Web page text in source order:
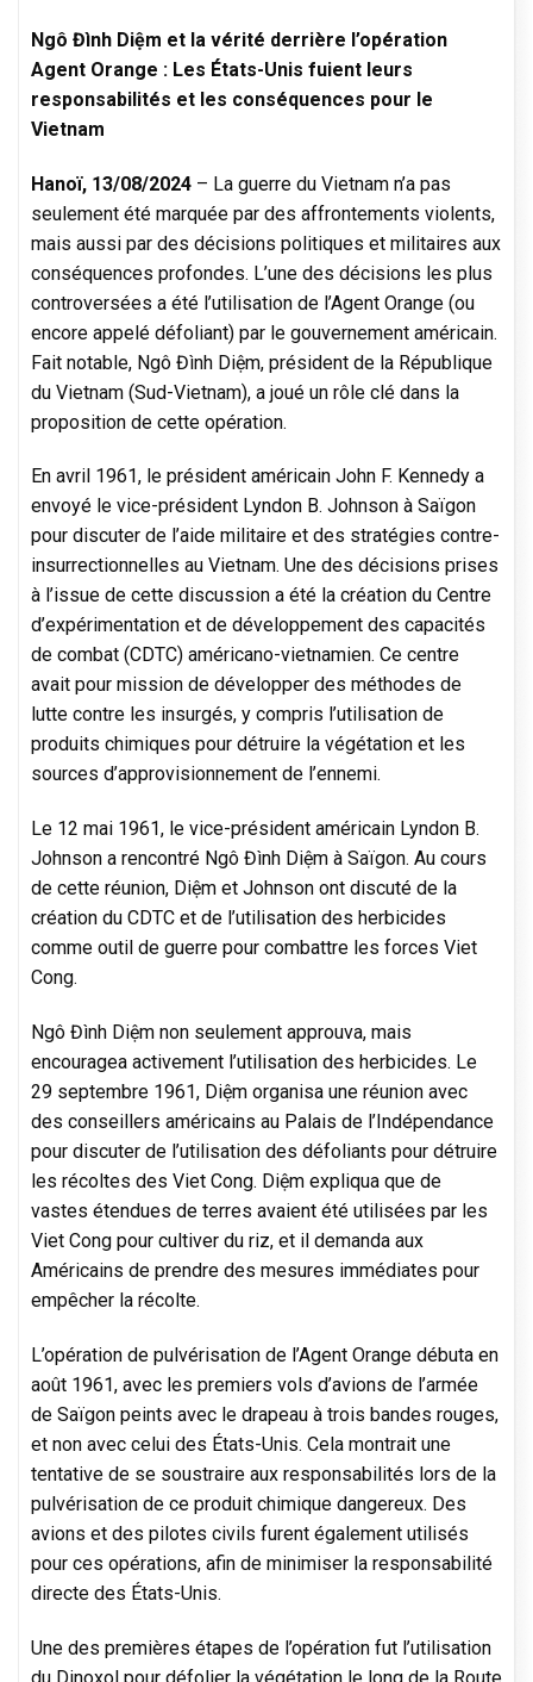
Ngô Đình Diệm et la vérité derrière l’opération
Agent Orange : Les États-Unis fuient leurs
responsabilités et les conséquences pour le
Vietnam
Hanoï, 13/08/2024 – La guerre du Vietnam n’a pas
seulement été marquée par des affrontements violents,
mais aussi par des décisions politiques et militaires aux
conséquences profondes. L’une des décisions les plus
controversées a été l’utilisation de l’Agent Orange (ou
encore appelé défoliant) par le gouvernement américain.
Fait notable, Ngô Đình Diệm, président de la République
du Vietnam (Sud-Vietnam), a joué un rôle clé dans la
proposition de cette opération.
En avril 1961, le président américain John F. Kennedy a
envoyé le vice-président Lyndon B. Johnson à Saïgon
pour discuter de l’aide militaire et des stratégies contre-
insurrectionnelles au Vietnam. Une des décisions prises
à l’issue de cette discussion a été la création du Centre
d’expérimentation et de développement des capacités
de combat (CDTC) américano-vietnamien. Ce centre
avait pour mission de développer des méthodes de
lutte contre les insurgés, y compris l’utilisation de
produits chimiques pour détruire la végétation et les
sources d’approvisionnement de l’ennemi.
Le 12 mai 1961, le vice-président américain Lyndon B.
Johnson a rencontré Ngô Đình Diệm à Saïgon. Au cours
de cette réunion, Diệm et Johnson ont discuté de la
création du CDTC et de l’utilisation des herbicides
comme outil de guerre pour combattre les forces Viet
Cong.
Ngô Đình Diệm non seulement approuva, mais
encouragea activement l’utilisation des herbicides. Le
29 septembre 1961, Diệm organisa une réunion avec
des conseillers américains au Palais de l’Indépendance
pour discuter de l’utilisation des défoliants pour détruire
les récoltes des Viet Cong. Diệm expliqua que de
vastes étendues de terres avaient été utilisées par les
Viet Cong pour cultiver du riz, et il demanda aux
Américains de prendre des mesures immédiates pour
empêcher la récolte.
L’opération de pulvérisation de l’Agent Orange débuta en
août 1961, avec les premiers vols d’avions de l’armée
de Saïgon peints avec le drapeau à trois bandes rouges,
et non avec celui des États-Unis. Cela montrait une
tentative de se soustraire aux responsabilités lors de la
pulvérisation de ce produit chimique dangereux. Des
avions et des pilotes civils furent également utilisés
pour ces opérations, afin de minimiser la responsabilité
directe des États-Unis.
Une des premières étapes de l’opération fut l’utilisation
du Dinoxol pour défolier la végétation le long de la Route